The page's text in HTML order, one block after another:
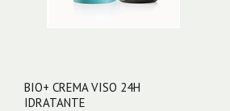
BIO+ CREMA VISO 24H
IDRATANTE